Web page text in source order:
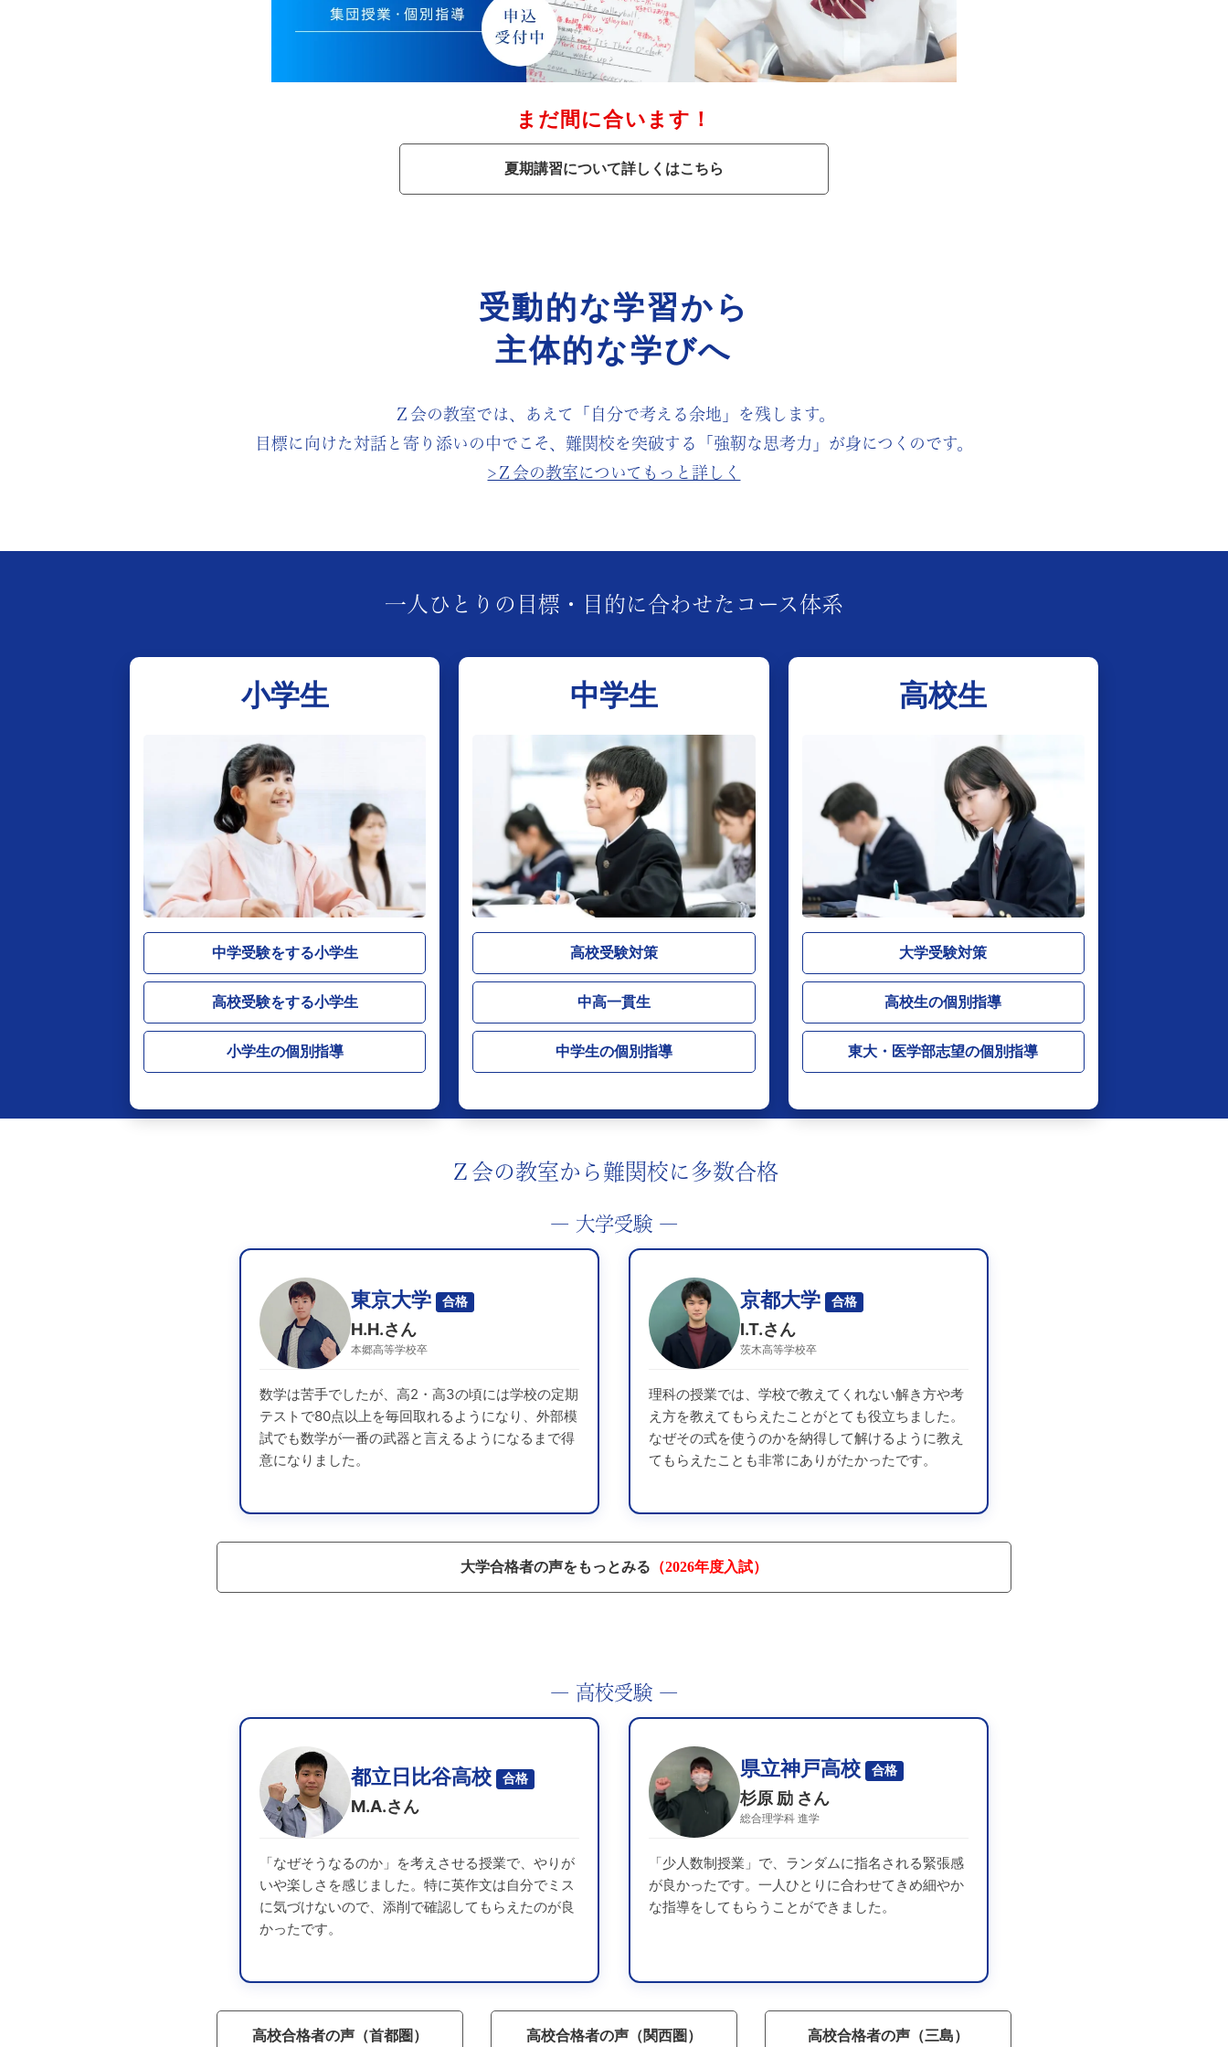
まだ間に合います！
夏期講習について詳しくはこちら
受動的な学習から
主体的な学びへ
Ｚ会の教室では、あえて
「自分で考える余地」を残します。
目標に向けた対話と寄り添いの中でこそ、 難関校を突破する
「強靭な思考力」が身につくのです。
>Ｚ会の教室についてもっと詳しく
一人ひとりの 目標・目的に合わせた コース体系
小学生
中学受験をする小学生
高校受験をする小学生
小学生の個別指導
中学生
高校受験対策
中高一貫生
中学生の個別指導
高校生
大学受験対策
高校生の個別指導
東大・医学部志望の個別指導
Ｚ会の教室から 難関校に多数合格
― 大学受験 ―
東京大学 合格
H.H.さん
本郷高等学校卒
数学は苦手でしたが、高2・高3の頃には学校の定期
テストで80点以上を毎回取れるようになり、外部模
試でも数学が一番の武器と言えるようになるまで得
意になりました。
京都大学 合格
I.T.さん
茨木高等学校卒
理科の授業では、学校で教えてくれない解き方や考
え方を教えてもらえたことがとても役立ちました。
なぜその式を使うのかを納得して解けるように教え
てもらえたことも非常にありがたかったです。
大学合格者の声をもっとみる （2026年度入試）
― 高校受験 ―
都立日比谷高校 合格
M.A.さん
「なぜそうなるのか」を考えさせる授業で、やりが
いや楽しさを感じました。特に英作文は自分でミス
に気づけないので、添削で確認してもらえたのが良
かったです。
県立神戸高校 合格
杉原 励 さん
総合理学科 進学
「少人数制授業」で、ランダムに指名される緊張感
が良かったです。一人ひとりに合わせてきめ細やか
な指導をしてもらうことができました。
高校合格者の声（首都圏） 高校合格者の声（関西圏） 高校合格者の声（三島）